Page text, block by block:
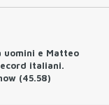
uomini e Matteo
italiani.
(45.58)